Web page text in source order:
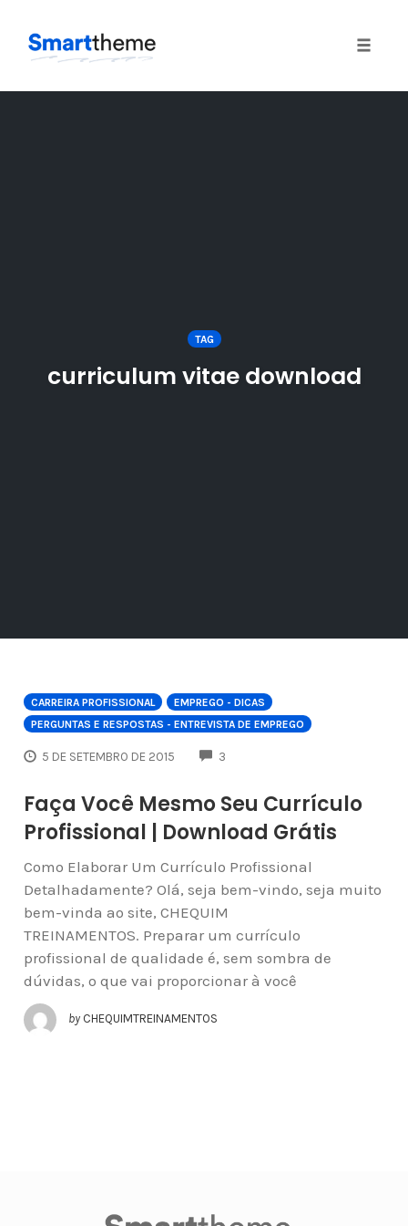
TAG
curriculum vitae download
CARREIRA PROFISSIONAL
EMPREGO - DICAS
PERGUNTAS E RESPOSTAS - ENTREVISTA DE EMPREGO
5 DE SETEMBRO DE 2015 3
Faça Você Mesmo Seu Currículo
Profissional | Download Grátis
Como Elaborar Um Currículo Profissional
Detalhadamente? Olá, seja bem-vindo, seja muito
bem-vinda ao site, CHEQUIM
TREINAMENTOS. Preparar um currículo
profissional de qualidade é, sem sombra de
dúvidas, o que vai proporcionar à você
by CHEQUIMTREINAMENTOS